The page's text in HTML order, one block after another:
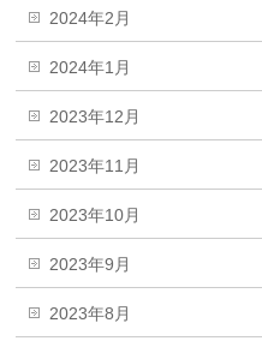
2024年2月
2024年1月
2023年12月
2023年11月
2023年10月
2023年9月
2023年8月